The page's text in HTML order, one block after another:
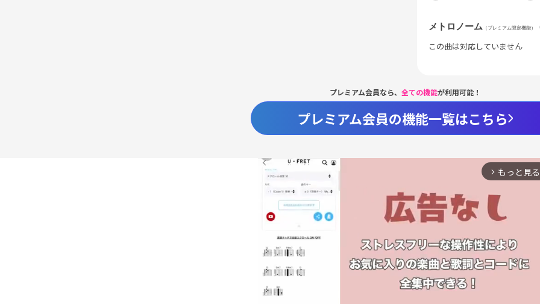
メトロノーム （プレミアム限定機能）
この曲は対応していません
プレミアム会員なら、 全ての機能が利用可能！
プレミアム会員の機能一覧はこちら
arrow_forward_ios もっと見る